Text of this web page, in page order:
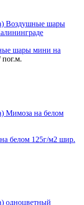
шары мини на
пог.м.
белом 125г/м2 шир.